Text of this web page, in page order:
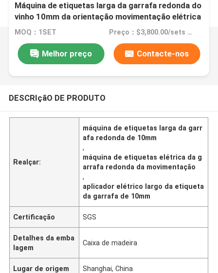
Máquina de etiquetas larga da garrafa redonda do
vinho 10mm da orientação movimentação elétrica
MOQ：1SET Preço：$3,800.00/sets 1-2 sets
Melhor preço Contacte-nos
DESCRIçãO DE PRODUTO
Realçar:
máquina de etiquetas larga da garr
afa redonda de 10mm
,
máquina de etiquetas elétrica da g
arrafa redonda da movimentação
,
aplicador elétrico largo da etiqueta
da garrafa de 10mm
Certificação SGS
Detalhes da emba
lagem
Caixa de madeira
Lugar de origem Shanghai, China